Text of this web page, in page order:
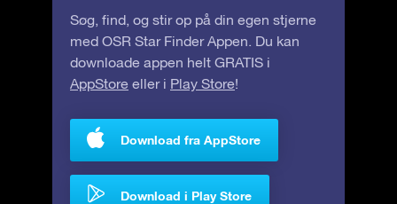
Søg, find, og stir op på din egen stjerne
med OSR Star Finder Appen. Du kan
downloade appen helt GRATIS i
AppStore eller i Play Store!
Download fra AppStore
Download i Play Store